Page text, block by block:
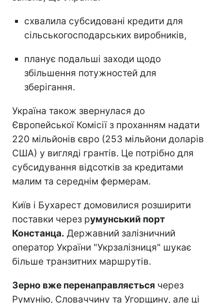
схвалила субсидовані кредити для
сільськогосподарських виробників,
планує подальші заходи щодо
збільшення потужностей для
зберігання.
Україна також звернулася до
Європейської Комісії з проханням надати
220 мільйонів євро (253 мільйони доларів
США) у вигляді грантів. Це потрібно для
субсидування відсотків за кредитами
малим та середнім фермерам.
Київ і Бухарест домовилися розширити
поставки через румунський порт
Констанца. Державний залізничний
оператор України "Укрзалізниця" шукає
більше транзитних маршрутів.
Зерно вже перенаправляється через
Румунію, Словаччину та Угорщину, але ці